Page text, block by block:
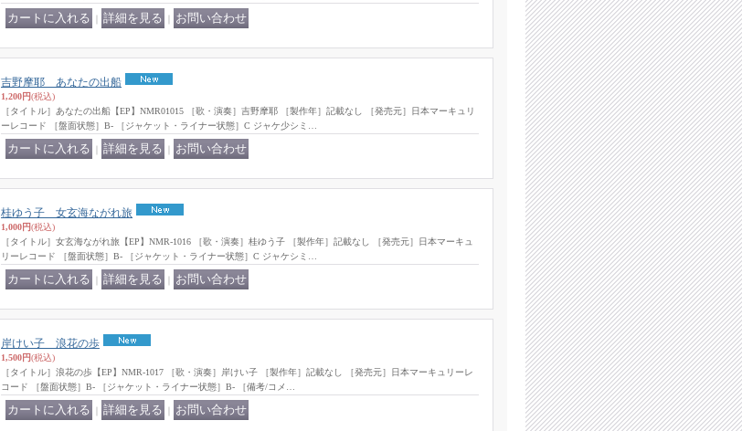
吉野摩耶 あなたの出船
1,200円(税込)
［タイトル］あなたの出船【EP】NMR01015 ［歌・演奏］吉野摩耶 ［製作年］記載なし ［発売元］日本マーキュリ
ーレコード ［盤面状態］B- ［ジャケット・ライナー状態］C ジャケ少シミ…
桂ゆう子 女玄海ながれ旅
1,000円(税込)
［タイトル］女玄海ながれ旅【EP】NMR-1016 ［歌・演奏］桂ゆう子 ［製作年］記載なし ［発売元］日本マーキュ
リーレコード ［盤面状態］B- ［ジャケット・ライナー状態］C ジャケシミ…
岸けい子 浪花の歩
1,500円(税込)
［タイトル］浪花の歩【EP】NMR-1017 ［歌・演奏］岸けい子 ［製作年］記載なし ［発売元］日本マーキュリーレ
コード ［盤面状態］B- ［ジャケット・ライナー状態］B- ［備考/コメ…